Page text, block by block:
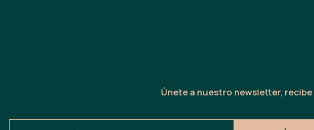
Únete a nuestro newsletter, recibe